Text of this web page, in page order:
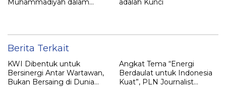
Muhammadiyah dalam
adalah Kunci
Berita Terkait
KWI Dibentuk untuk
Bersinergi Antar Wartawan,
Bukan Bersaing di Dunia
Angkat Tema “Energi
Berdaulat untuk Indonesia
Kuat”, PLN Journalist